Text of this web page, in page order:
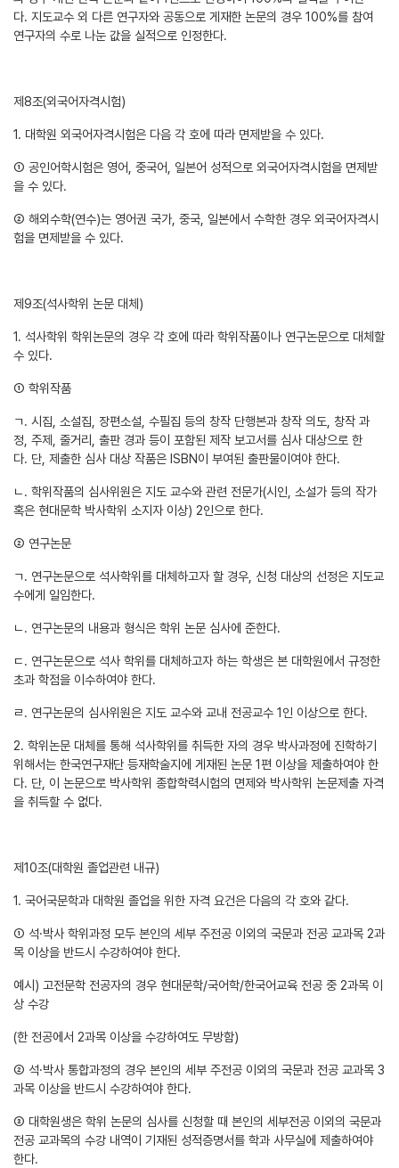
다. 지도교수 외 다른 연구자와 공동으로 게재한 논문의 경우 100%를 참여
연구자의 수로 나눈 값을 실적으로 인정한다.
제8조(외국어자격시험)
1. 대학원 외국어자격시험은 다음 각 호에 따라 면제받을 수 있다.
① 공인어학시험은 영어, 중국어, 일본어 성적으로 외국어자격시험을 면제받
을 수 있다.
② 해외수학(연수)는 영어권 국가, 중국, 일본에서 수학한 경우 외국어자격시
험을 면제받을 수 있다.
제9조(석사학위 논문 대체)
1. 석사학위 학위논문의 경우 각 호에 따라 학위작품이나 연구논문으로 대체할
수 있다.
① 학위작품
ㄱ. 시집, 소설집, 장편소설, 수필집 등의 창작 단행본과 창작 의도, 창작 과
정, 주제, 줄거리, 출판 경과 등이 포함된 제작 보고서를 심사 대상으로 한
다. 단, 제출한 심사 대상 작품은 ISBN이 부여된 출판물이여야 한다.
ㄴ. 학위작품의 심사위원은 지도 교수와 관련 전문가(시인, 소설가 등의 작가
혹은 현대문학 박사학위 소지자 이상) 2인으로 한다.
② 연구논문
ㄱ. 연구논문으로 석사학위를 대체하고자 할 경우, 신청 대상의 선정은 지도교
수에게 일임한다.
ㄴ. 연구논문의 내용과 형식은 학위 논문 심사에 준한다.
ㄷ. 연구논문으로 석사 학위를 대체하고자 하는 학생은 본 대학원에서 규정한
초과 학점을 이수하여야 한다.
ㄹ. 연구논문의 심사위원은 지도 교수와 교내 전공교수 1인 이상으로 한다.
2. 학위논문 대체를 통해 석사학위를 취득한 자의 경우 박사과정에 진학하기
위해서는 한국연구재단 등재학술지에 게재된 논문 1편 이상을 제출하여야 한
다. 단, 이 논문으로 박사학위 종합학력시험의 면제와 박사학위 논문제출 자격
을 취득할 수 없다.
제10조(대학원 졸업관련 내규)
1. 국어국문학과 대학원 졸업을 위한 자격 요건은 다음의 각 호와 같다.
① 석·박사 학위과정 모두 본인의 세부 주전공 이외의 국문과 전공 교과목 2과
목 이상을 반드시 수강하여야 한다.
예시) 고전문학 전공자의 경우 현대문학/국어학/한국어교육 전공 중 2과목 이
상 수강
(한 전공에서 2과목 이상을 수강하여도 무방함)
② 석·박사 통합과정의 경우 본인의 세부 주전공 이외의 국문과 전공 교과목 3
과목 이상을 반드시 수강하여야 한다.
③ 대학원생은 학위 논문의 심사를 신청할 때 본인의 세부전공 이외의 국문과
전공 교과목의 수강 내역이 기재된 성적증명서를 학과 사무실에 제출하여야
한다.